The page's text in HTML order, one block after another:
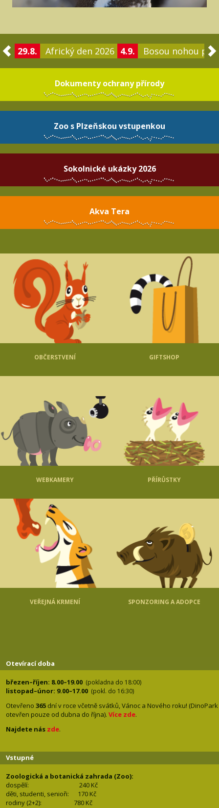
29.8. Africký den 2026 4.9. Bosou nohou po
Dokumenty ochrany přírody
Zoo s Plzeňskou vstupenkou
Sokolnické ukázky 2026
Akva Tera
OBČERSTVENÍ GIFTSHOP
WEBKAMERY PŘÍRŮSTKY
VEŘEJNÁ KRMENÍ SPONZORING A ADOPCE
Otevírací doba
březen–říjen: 8.00–19.00 (pokladna do 18:00)
listopad–únor: 9.00–17.00 (pokl. do 16:30)
Otevřeno 365 dní v roce včetně svátků, Vánoc a Nového roku! (DinoPark
otevřen pouze od dubna do října). Více zde.
Najdete nás zde.
Vstupné
Zoologická a botanická zahrada (Zoo):
dospělí:
240 Kč
děti, studenti, senioři: 170 Kč
rodiny (2+2): 780 Kč